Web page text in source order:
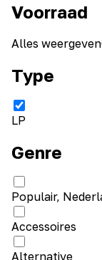
Voorraad
Alles weergeven
Type
LP
Genre
Populair,
Accessoires
Alternative